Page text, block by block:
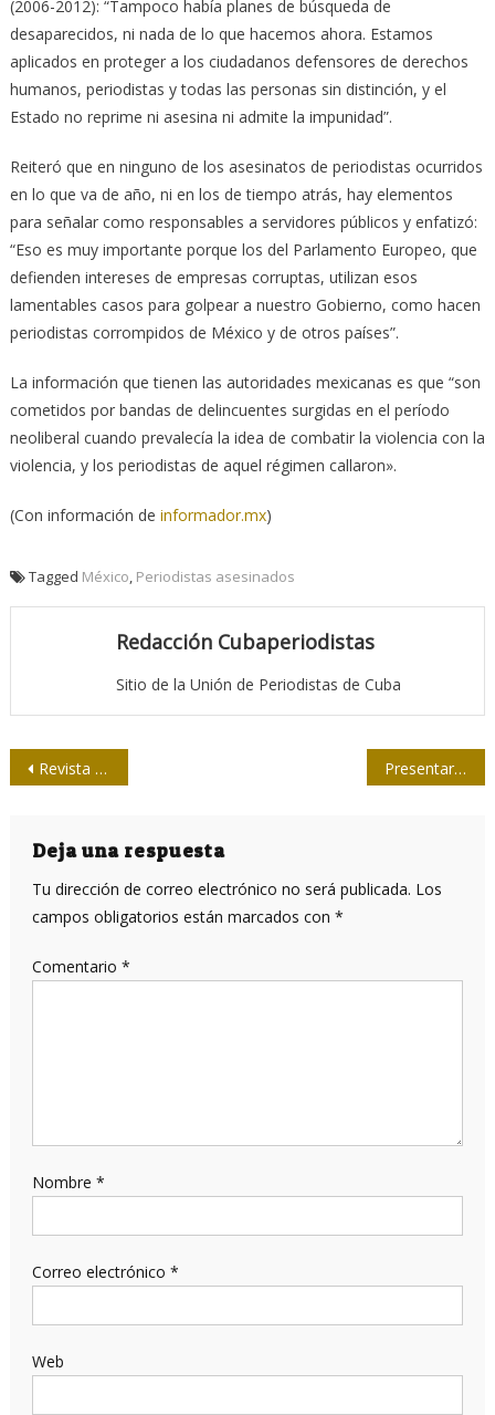
(2006-2012): “Tampoco había planes de búsqueda de
desaparecidos, ni nada de lo que hacemos ahora. Estamos
aplicados en proteger a los ciudadanos defensores de derechos
humanos, periodistas y todas las personas sin distinción, y el
Estado no reprime ni asesina ni admite la impunidad”.
Reiteró que en ninguno de los asesinatos de periodistas ocurridos
en lo que va de año, ni en los de tiempo atrás, hay elementos
para señalar como responsables a servidores públicos y enfatizó:
“Eso es muy importante porque los del Parlamento Europeo, que
defienden intereses de empresas corruptas, utilizan esos
lamentables casos para golpear a nuestro Gobierno, como hacen
periodistas corrompidos de México y de otros países”.
La información que tienen las autoridades mexicanas es que “son
cometidos por bandas de delincuentes surgidas en el período
neoliberal cuando prevalecía la idea de combatir la violencia con la
violencia, y los periodistas de aquel régimen callaron».
(Con información de informador.mx)
Tagged México, Periodistas asesinados
Redacción Cubaperiodistas
Sitio de la Unión de Periodistas de Cuba
Navegación
entradas
Revista británica publica artículo científico sobre vacuna cubana Abdala Presentarán en la Upec, “Cuentos y cartas al rey”
Deja una respuesta
Tu dirección de correo electrónico no será publicada. Los
campos obligatorios están marcados con *
Comentario *
Nombre *
Correo electrónico *
Web